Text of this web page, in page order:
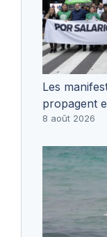
Les
propagent
8 août 2026